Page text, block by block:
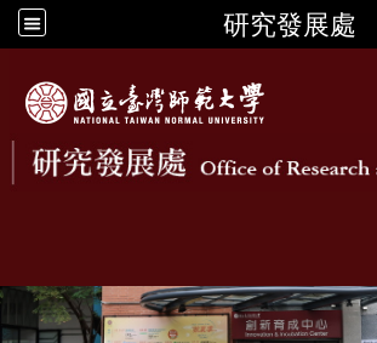
研究發展處